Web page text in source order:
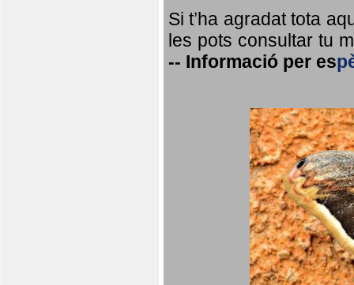
Si t’ha agradat tota
les pots consultar tu
-- Informació per es